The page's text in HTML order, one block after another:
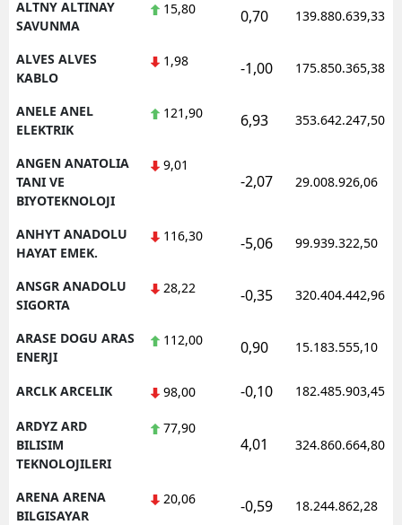
ALTNY ALTINAY
SAVUNMA
15,80 0,70 139.880.639,33
ALVES ALVES
KABLO
1,98 -1,00 175.850.365,38
ANELE ANEL
ELEKTRIK
121,90 6,93 353.642.247,50
ANGEN ANATOLIA
TANI VE
BIYOTEKNOLOJI
9,01
-2,07 29.008.926,06
ANHYT ANADOLU
HAYAT EMEK.
116,30 -5,06 99.939.322,50
ANSGR ANADOLU
SIGORTA
28,22 -0,35 320.404.442,96
ARASE DOGU ARAS
ENERJI
112,00 0,90 15.183.555,10
ARCLK ARCELIK 98,00 -0,10 182.485.903,45
ARDYZ ARD
BILISIM
TEKNOLOJILERI
77,90
4,01 324.860.664,80
ARENA ARENA
BILGISAYAR
20,06 -0,59 18.244.862,28